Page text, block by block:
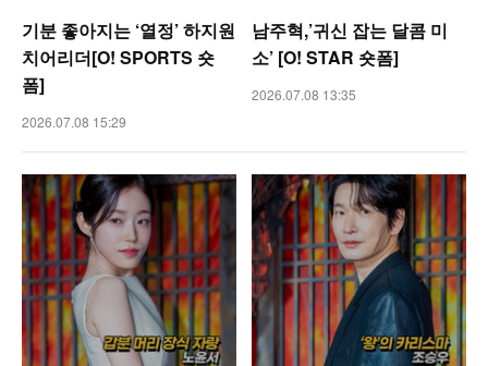
기분 좋아지는 ‘열정’ 하지원
치어리더[O! SPORTS 숏
폼]
2026.07.08 15:29
남주혁,’귀신 잡는 달콤 미
소’ [O! STAR 숏폼]
2026.07.08 13:35